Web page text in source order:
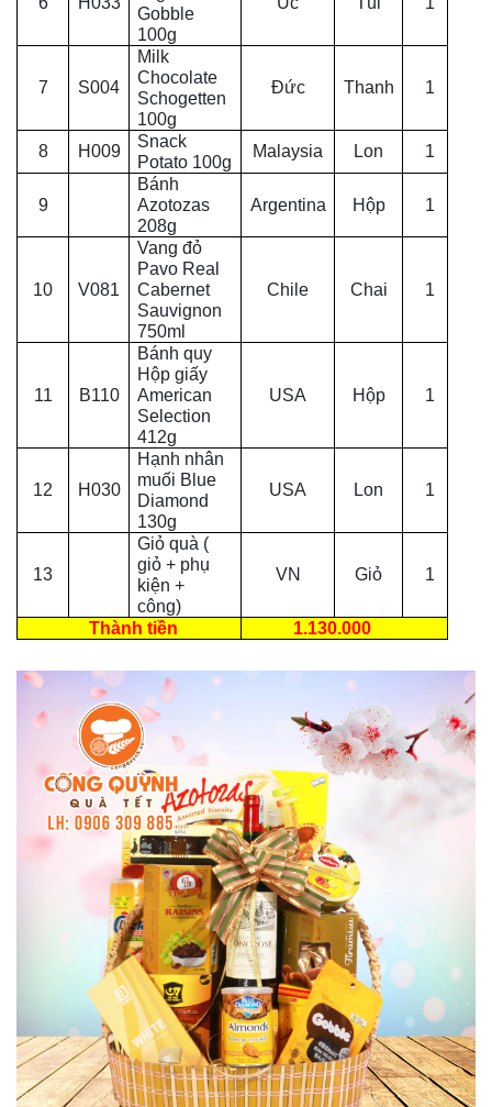
Gobble
100g
7 S004
Milk
Chocolate
Schogetten
100g
Đức Thanh 1
8 H009
Snack
Potato 100g
Malaysia Lon 1
9
Bánh
Azotozas
208g
Argentina Hộp 1
10 V081
Vang đỏ
Pavo Real
Cabernet
Sauvignon
750ml
Chile Chai 1
11 B110
Bánh quy
Hộp giấy
American
Selection
412g
USA Hộp 1
12 H030
Hạnh nhân
muối Blue
Diamond
130g
USA Lon 1
13
Giỏ quà (
giỏ + phụ
kiện +
công)
VN Giỏ 1
Thành tiền 1.130.000